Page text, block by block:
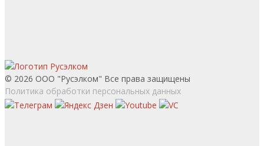
© 2026 ООО "Русэлком" Все права защищены
Политика обработки персональных данных